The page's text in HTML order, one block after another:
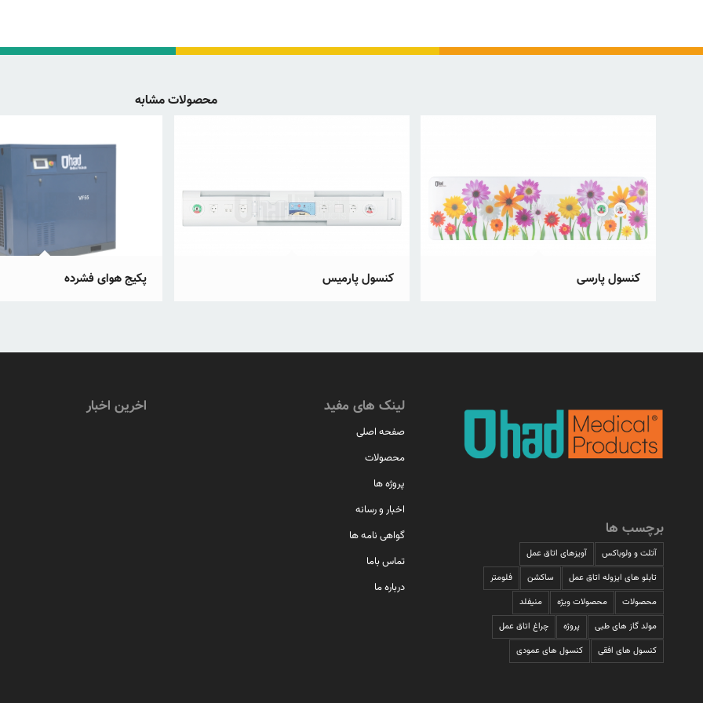
محصولات مشابه
کنسول پارسی کنسول پارمیس پکیج هوای فشرده
برچسب ها
آتلت و ولوباکس
آویزهای اتاق عمل
تابلو های ایزوله اتاق عمل
ساکشن
فلومتر
محصولات
محصولات ویژه
منیفلد
مولد گاز های طبی
پروژه
چراغ اتاق عمل
کنسول های افقی
کنسول های عمودی
لینک های مفید
صفحه اصلی
محصولات
پروژه ها
اخبار و رسانه
گواهی نامه ها
تماس باما
درباره ما
اخرین اخبار